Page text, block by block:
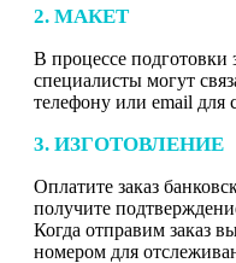
2. МАКЕТ
В процессе подготовки
специалисты могут
телефону или email для
3. ИЗГОТОВЛЕНИЕ
Оплатите заказ
получите
Когда отправим заказ
номером для